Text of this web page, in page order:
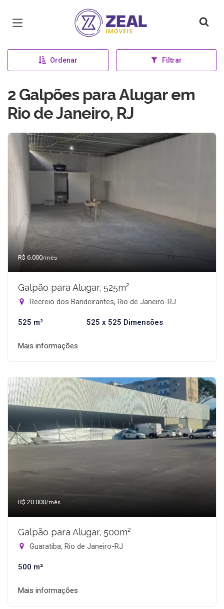
Página inicial
Ordenar Filtrar
2 Galpões para Alugar em
Rio de Janeiro, RJ
R$ 6.000/mês
Galpão para Alugar, 525m²
Recreio dos Bandeirantes, Rio de Janeiro-RJ
525 m² 525 x 525 Dimensões
Mais informações
R$ 20.000/mês
Galpão para Alugar, 500m²
Guaratiba, Rio de Janeiro-RJ
500 m²
Mais informações